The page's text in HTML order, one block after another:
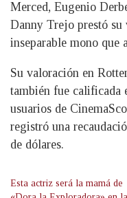
Merced, Eugenio
Danny Trejo prestó su
inseparable mono que
Su valoración en
también fue calificada
usuarios de
registró una
de dólares.
Esta actriz será la mamá de